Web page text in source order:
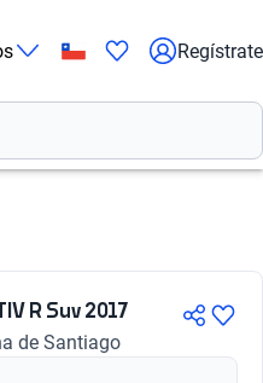
Regístrate
R Suv 2017
de Santiago